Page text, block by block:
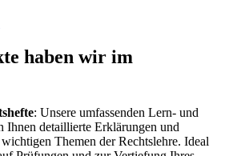
haben wir im
: Unsere umfassenden Lern- und
Ihnen detaillierte Erklärungen und
Themen der Rechtslehre. Ideal